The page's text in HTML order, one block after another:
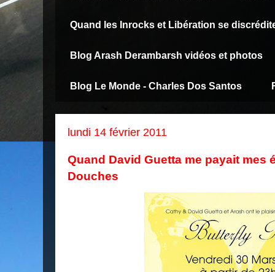
Quand les Inrocks et Libération se
Blog Arash Derambarsh vidéos et photos
Blog Le Monde - Charles Dos Santos
lundi 14 février 2011
Quand David Guetta me payait mes
Douches